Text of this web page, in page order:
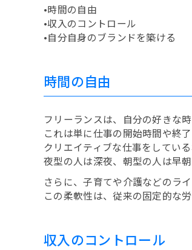
•時間の自由
•収入のコントロール
•自分自身のブランドを築ける
時間の自由
フリーランスは、自分の好きな
これは単に仕事の開始時間や終
クリエイティブな仕事をしてい
夜型の人は深夜、朝型の人は早
さらに、子育てや介護などのラ
この柔軟性は、従来の固定的な
収入のコントロール